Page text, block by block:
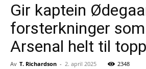
Gir kaptein
forsterkninger
Arsenal helt til
Av T. Richardson - 2. april 2025 2348